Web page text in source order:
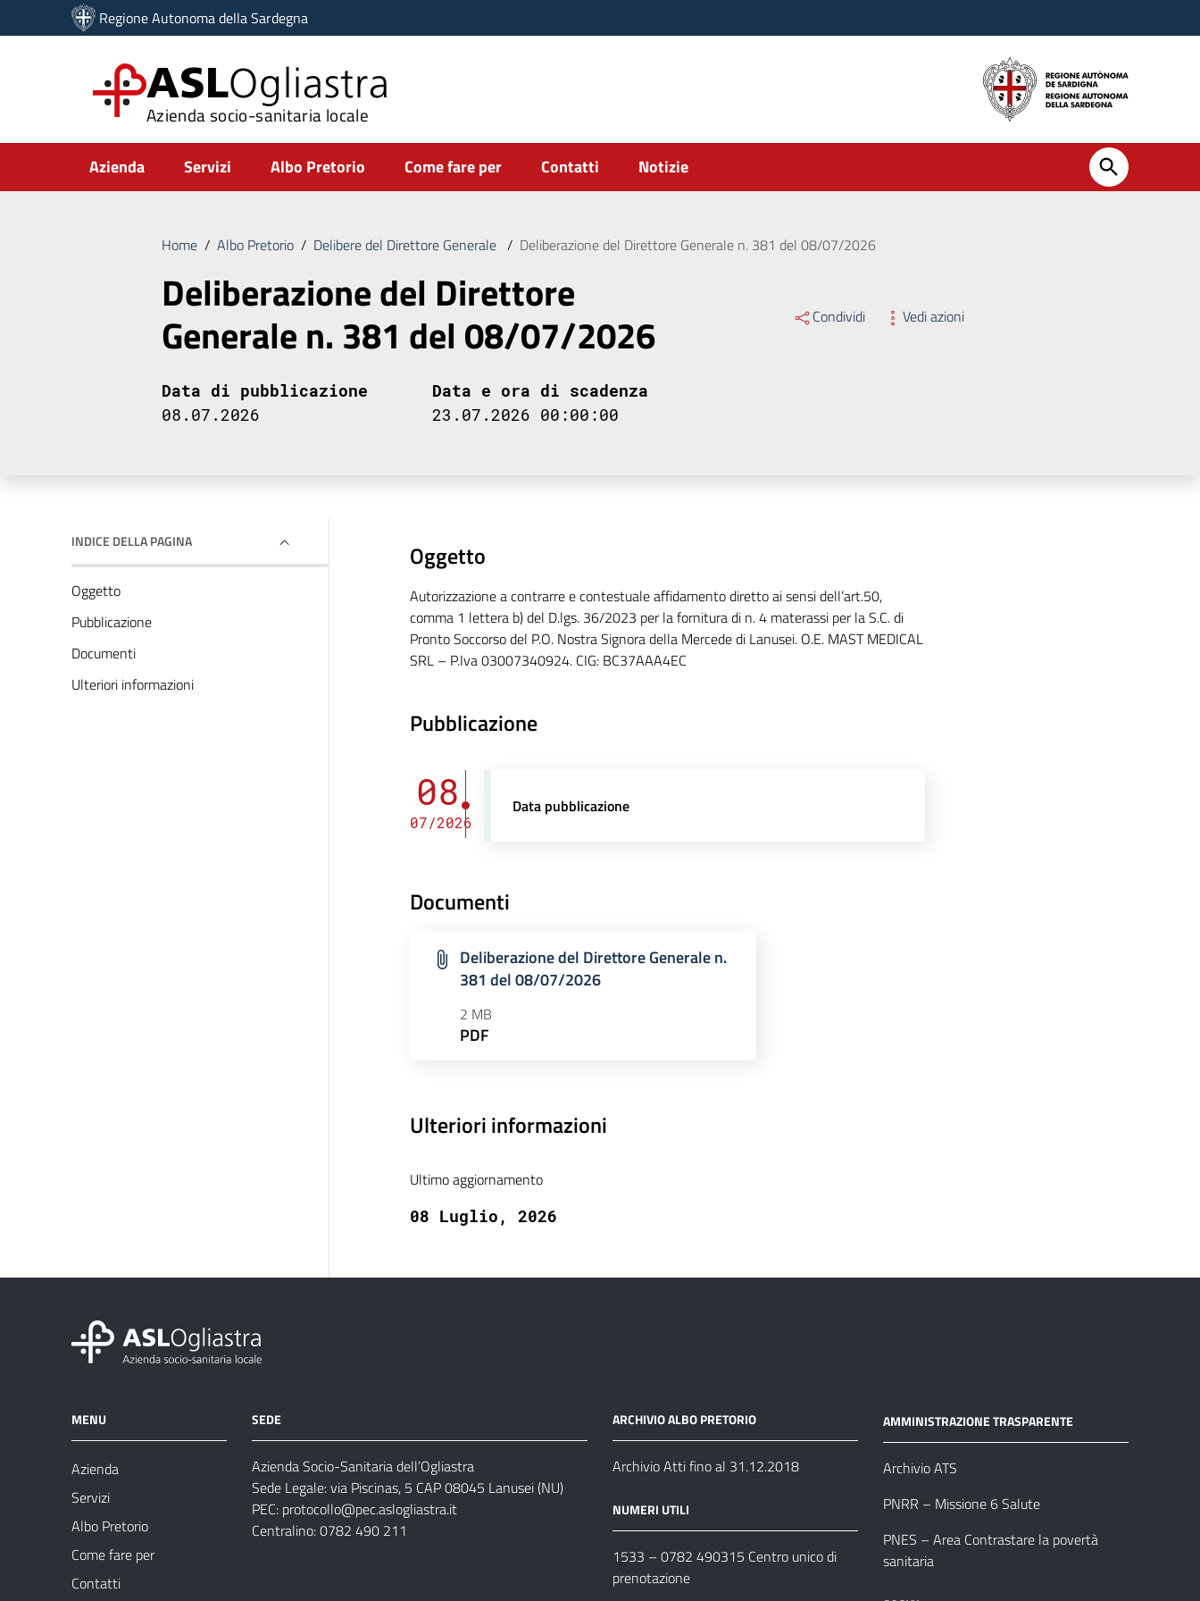
Vai ai contenuti
Vai al menu di navigazione
Regione Autonoma della Sardegna
ASLOgliastra
Azienda socio-sanitaria locale
Submenu
Azienda Servizi Albo Pretorio Come fare per Contatti Notizie
Home / Albo Pretorio / Delibere del Direttore Generale / Deliberazione del Direttore Generale n. 381 del 08/07/2026
Deliberazione del Direttore
Generale n. 381 del 08/07/2026 Condividi Vedi azioni
Data di pubblicazione
08.07.2026
Data e ora di scadenza
23.07.2026 00:00:00
INDICE DELLA PAGINA
Oggetto
Pubblicazione
Documenti
Ulteriori informazioni
Oggetto
Autorizzazione a contrarre e contestuale affidamento diretto ai sensi dell’art.50,
comma 1 lettera b) del D.lgs. 36/2023 per la fornitura di n. 4 materassi per la S.C. di
Pronto Soccorso del P.O. Nostra Signora della Mercede di Lanusei. O.E. MAST MEDICAL
SRL – P.Iva 03007340924. CIG: BC37AAA4EC
Pubblicazione
08
07/2026
Data pubblicazione
Documenti
Deliberazione del Direttore Generale n.
381 del 08/07/2026
2 MB
PDF
Ulteriori informazioni
Ultimo aggiornamento
08 Luglio, 2026
MENU
Azienda
Servizi
Albo Pretorio
Come fare per
Contatti
SEDE
Azienda Socio-Sanitaria dell’Ogliastra
Sede Legale: via Piscinas, 5 CAP 08045 Lanusei (NU)
PEC: protocollo@pec.aslogliastra.it
Centralino: 0782 490 211
ARCHIVIO ALBO PRETORIO
Archivio Atti fino al 31.12.2018
NUMERI UTILI
1533 – 0782 490315 Centro unico di
prenotazione
AMMINISTRAZIONE TRASPARENTE
Archivio ATS
PNRR – Missione 6 Salute
PNES – Area Contrastare la povertà
sanitaria